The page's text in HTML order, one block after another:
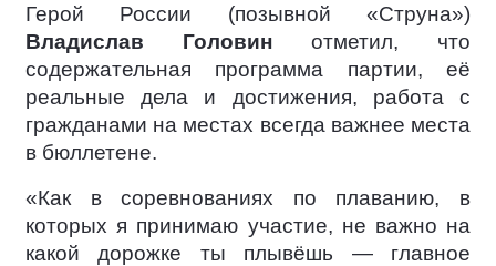
Герой России (позывной «Струна»)
Владислав Головин отметил, что
содержательная программа партии, её
реальные дела и достижения, работа с
гражданами на местах всегда важнее места
в бюллетене.
«Как в соревнованиях по плаванию, в
которых я принимаю участие, не важно на
какой дорожке ты плывёшь — главное